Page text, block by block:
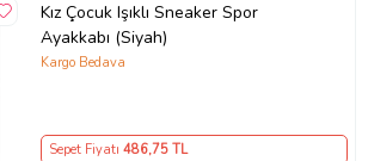
Kız Çocuk Işıklı Sneaker Spor
Ayakkabı (Siyah)
Kargo Bedava
Sepet Fiyatı 486,75 TL